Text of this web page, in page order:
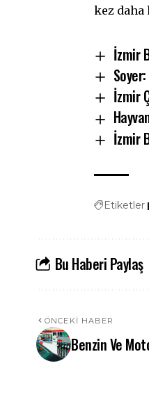
kez daha
İzmir
İzmir
İzmir
Etiketler
Bu Haberi Paylaş
ÖNCEKI HABER
Benzin Ve